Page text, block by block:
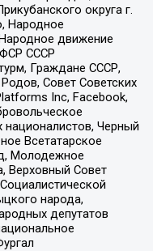
округа г.
Народное
движение
СССР
Граждане СССР,
Совет Советских
Inc, Facebook,
националистов, Черный
Всетатарское
Молодежное
Верховный Совет
народа,
депутатов